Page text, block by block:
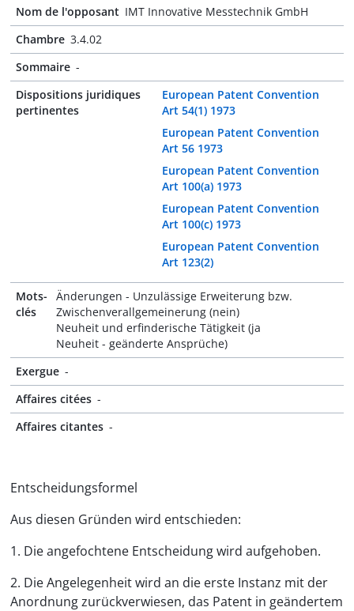
Nom de l'opposant IMT Innovative Messtechnik GmbH
Chambre 3.4.02
Sommaire -
Dispositions juridiques
pertinentes
European Patent Convention
Art 54(1) 1973
European Patent Convention
Art 56 1973
European Patent Convention
Art 100(a) 1973
European Patent Convention
Art 100(c) 1973
European Patent Convention
Art 123(2)
Mots-
clés
Änderungen - Unzulässige Erweiterung bzw.
Zwischenverallgemeinerung (nein)
Neuheit und erfinderische Tätigkeit (ja
Neuheit - geänderte Ansprüche)
Exergue -
Affaires citées -
Affaires citantes -
Entscheidungsformel
Aus diesen Gründen wird entschieden:
1. Die angefochtene Entscheidung wird aufgehoben.
2. Die Angelegenheit wird an die erste Instanz mit der
Anordnung zurückverwiesen, das Patent in geändertem